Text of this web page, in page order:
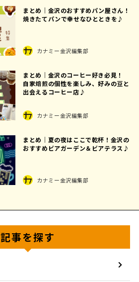
まとめ｜金沢のおすすめパン屋さん！
焼きたてパンで幸せなひとときを♪
カナミー金沢編集部
まとめ｜金沢のコーヒー好き必見！
自家焙煎の個性を楽しみ、好みの豆と
出会えるコーヒー店♪
カナミー金沢編集部
まとめ｜夏の夜はここで乾杯！金沢の
おすすめビアガーデン＆ビアテラス♪
カナミー金沢編集部
記事を探す